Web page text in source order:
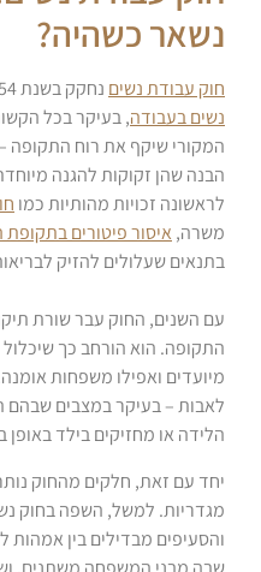
נשאר כשהיה?
חוק עבודת נשים נחקק בשנת 1954 במטרה להגן על
נשים בעבודה, בעיקר בכל
המקורי שיקף את רוח התקופה
הבנה שהן זקוקות להגנה
לראשונה זכויות מהותיות כמו
משרה, איסור פיטורים בתקופת
בתנאים שעלולים להזיק
עם השנים, החוק עבר שורת
התקופה. הוא הורחב כך שיכלול
מיועדים ואפילו משפחות
לאבות – בעיקר במצבים
הלידה או מחזיקים בילד באופן
יחד עם זאת, חלקים מהחוק
מגדריות. למשל, השפה בחוק
והסעיפים מבדילים בין אמהות